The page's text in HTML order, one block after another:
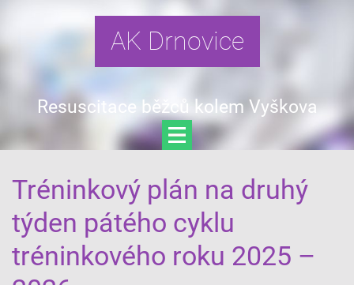
AK Drnovice
Resuscitace běžců kolem Vyškova
Tréninkový plán na druhý
týden pátého cyklu
tréninkového roku 2025 –